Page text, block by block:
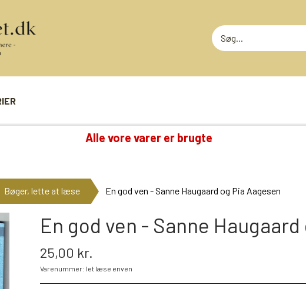
/ LOTTERI
GAMMELT LEGETØJ
KINDERÆG TILBEHØR
MINI-KØBMANDSVARER
PEZ DISPENSERE
MEGET SLIDTE
Alle vore varer er brugte
Bøger, lette at læse En god ven - Sanne Haugaard og Pia Aagesen
En god ven - Sanne
25,00 kr.
Varenummer: let læse enven